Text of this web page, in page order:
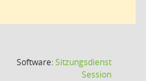
Software:Sitzungsdienst
Session(Wird in